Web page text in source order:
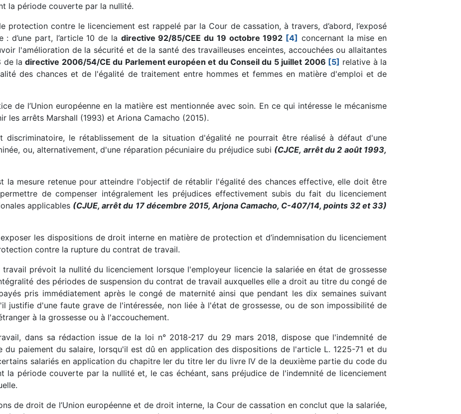
la période couverte par la nullité.
protection contre le licenciement est rappelé par la Cour de cassation, à travers, d’abord, l’exposé
: d’une part, l’article 10 de la directive 92/85/CEE du 19 octobre 1992 [4] concernant la mise en
l'amélioration de la sécurité et de la santé des travailleuses enceintes, accouchées ou allaitantes
de ladirective 2006/54/CE du Parlement européen et du Conseil du 5 juillet 2006 [5] relative à la
des chances et de l'égalité de traitement entre hommes et femmes en matière d'emploi et de
de l’Union européenne en la matière est mentionnée avec soin. En ce qui intéresse le mécanisme
les arrêts Marshall (1993) et Ariona Camacho (2015).
discriminatoire, le rétablissement de la situation d'égalité ne pourrait être réalisé à défaut d'une
ou, alternativement, d'une réparation pécuniaire du préjudice subi (CJCE, arrêt du 2 août 1993,
la mesure retenue pour atteindre l'objectif de rétablir l'égalité des chances effective, elle doit être
de compenser intégralement les préjudices effectivement subis du fait du licenciement
applicables (CJUE, arrêt du 17 décembre 2015, Arjona Camacho, C-407/14, points 32 et 33)
les dispositions de droit interne en matière de protection et d’indemnisation du licenciement
contre la rupture du contrat de travail.
prévoit la nullité du licenciement lorsque l'employeur licencie la salariée en état de grossesse
des périodes de suspension du contrat de travail auxquelles elle a droit au titre du congé de
pris immédiatement après le congé de maternité ainsi que pendant les dix semaines suivant
justifie d'une faute grave de l'intéressée, non liée à l'état de grossesse, ou de son impossibilité de
à la grossesse ou à l'accouchement.
dans sa rédaction issue de la loi n° 2018-217 du 29 mars 2018, dispose que l'indemnité de
du paiement du salaire, lorsqu'il est dû en application des dispositions de l'article L. 1225-71 et du
salariés en application du chapitre Ier du titre Ier du livre IV de la deuxième partie du code du
la période couverte par la nullité et, le cas échéant, sans préjudice de l'indemnité de licenciement
de droit de l’Union européenne et de droit interne, la Cour de cassation en conclut que la salariée,